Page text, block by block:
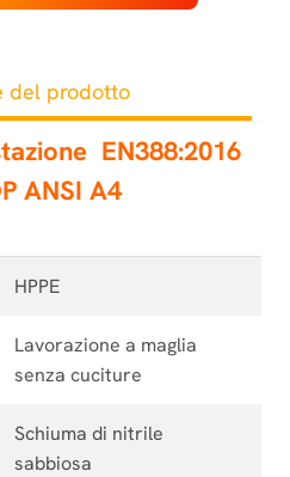
del prodotto
EN388:2016
ANSI A4
HPPE
Lavorazione a maglia
senza cuciture
Schiuma di nitrile
sabbiosa